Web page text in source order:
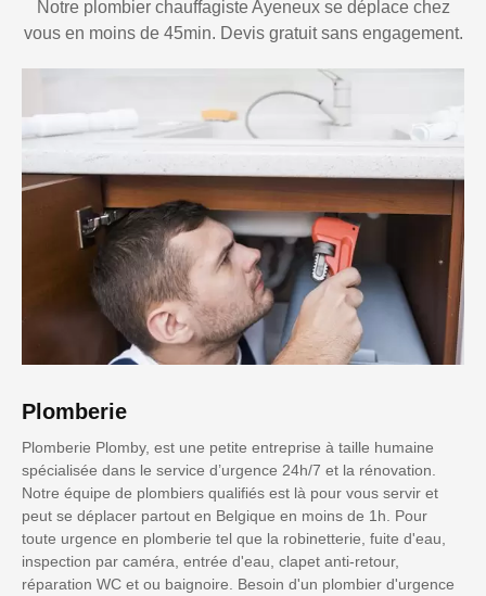
Notre plombier chauffagiste Ayeneux se déplace chez
vous en moins de 45min. Devis gratuit sans engagement.
Plomberie
Plomberie Plomby, est une petite entreprise à taille humaine
spécialisée dans le service d’urgence 24h/7 et la rénovation.
Notre équipe de plombiers qualifiés est là pour vous servir et
peut se déplacer partout en Belgique en moins de 1h. Pour
toute urgence en plomberie tel que la robinetterie, fuite d'eau,
inspection par caméra, entrée d'eau, clapet anti-retour,
réparation WC et ou baignoire. Besoin d'un plombier d'urgence